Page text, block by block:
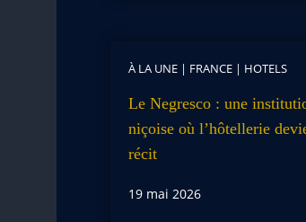
À LA UNE| FRANCE| HOTELS
Le Negresco : une
niçoise où l’hôtellerie
récit
19 mai 2026